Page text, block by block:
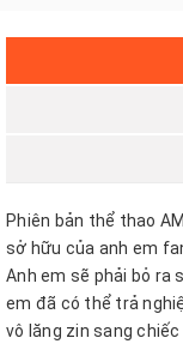
Phiên bản thể thao
sở hữu của anh em
Anh em sẽ phải bỏ ra
em đã có thể trả
vô lăng zin sang chiếc